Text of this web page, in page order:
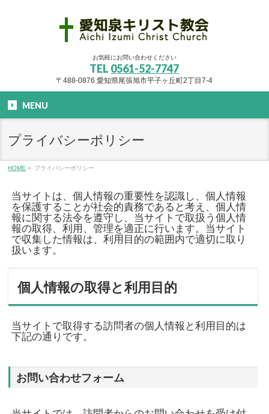
お気軽にお問い合わせください
TEL 0561-52-7747
〒488-0876 愛知県尾張旭市平子ヶ丘町2丁目7-4
MENU
プライバシーポリシー
HOME » プライバシーポリシー
当サイトは、個人情報の重要性を認識し、個人情報
を保護することが社会的責務であると考え、個人情
報に関する法令を遵守し、当サイトで取扱う個人情
報の取得、利用、管理を適正に行います。当サイト
で収集した情報は、利用目的の範囲内で適切に取り
扱います。
個人情報の取得と利用目的
当サイトで取得する訪問者の個人情報と利用目的は
下記の通りです。
お問い合わせフォーム